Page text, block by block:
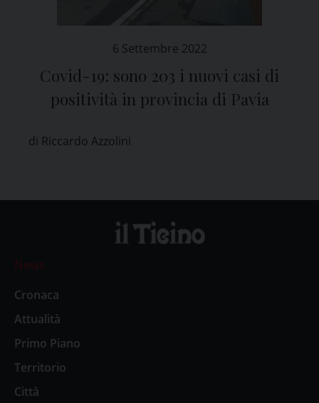
6 Settembre 2022
Covid-19: sono 203 i nuovi casi di
positività in provincia di Pavia
di Riccardo Azzolini
News
Cronaca
Attualità
Primo Piano
Territorio
Città